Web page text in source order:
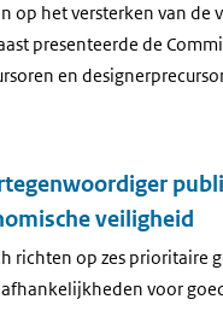
op het versterken van
presenteerde de
en
veiligheid
richten op zes
voor